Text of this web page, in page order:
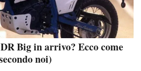
Big in arrivo? Ecco come
noi)